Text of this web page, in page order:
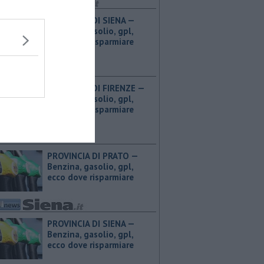
PROVINCIA DI SIENA — ​
Benzina, gasolio, gpl,
ecco dove risparmiare
PROVINCIA DI FIRENZE — ​
Benzina, gasolio, gpl,
ecco dove risparmiare
PROVINCIA DI PRATO — ​
Benzina, gasolio, gpl,
ecco dove risparmiare
PROVINCIA DI SIENA — ​
Benzina, gasolio, gpl,
ecco dove risparmiare